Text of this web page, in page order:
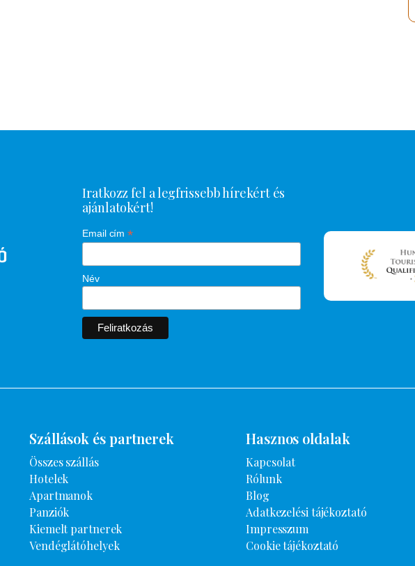
Iratkozz fel a legfrissebb hírekért és
ajánlatokért!
Email cím*
Név
Szállások és partnerek
Összes szállás
Hotelek
Apartmanok
Panziók
Kiemelt partnerek
Vendéglátóhelyek
Hasznos oldalak
Kapcsolat
Rólunk
Blog
Adatkezelési tájékoztató
Impresszum
Cookie tájékoztató